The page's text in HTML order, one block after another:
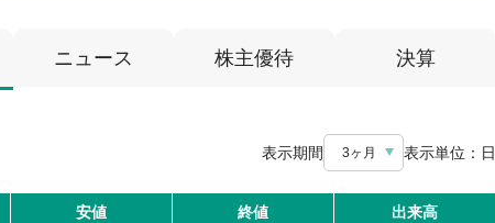
ニュース 株主優待 決算
表示期間 3ヶ月 表示単位： 日
安値 終値 出来高